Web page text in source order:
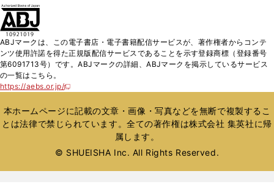
く
ド
ウ
で
ィ
ン
ド
開
く
ABJマークは、この電子書店・電子書籍配信サービスが、著作権者からコンテ
ンツ使用許諾を得た正規版配信サービスであることを示す登録商標（登録番号
第6091713号）です。ABJマークの詳細、ABJマークを掲示しているサービス
の一覧はこちら。
https://aebs.or.jp/
新
い
ウ
ィ
ウ
本ホームページに記載の文章・画像・写真などを無断で複製するこ
とは法律で禁じられています。全ての著作権は株式会社 集英社に帰
属します。
© SHUEISHA Inc. All Rights Reserved.